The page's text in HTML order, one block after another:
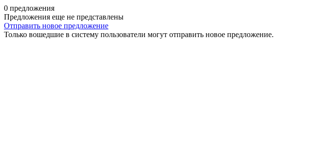
0 предложения
Предложения еще не представлены
Отправить новое предложение
Только вошедшие в систему пользователи могут отправить новое предложение.